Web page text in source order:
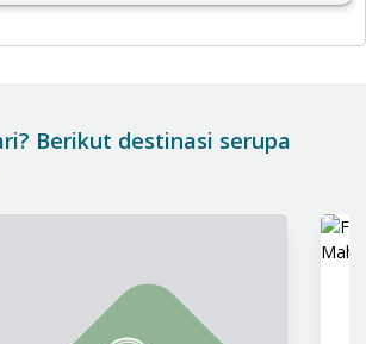
Berikut destinasi serupa